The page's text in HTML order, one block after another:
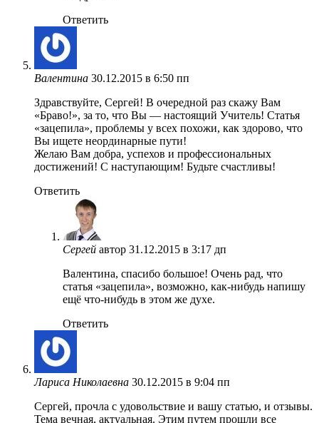
Ответить
Валентина 30.12.2015 в 6:50 пп
Здравствуйте, Сергей! В очередной раз скажу Вам
«Браво!», за то, что Вы — настоящий Учитель! Статья
«зацепила», проблемы у всех похожи, как здорово, что
Вы ищете неординарные пути!
Желаю Вам добра, успехов и профессиональных
достижений! С наступающим! Будьте счастливы!
Ответить
Сергей автор 31.12.2015 в 3:17 дп
Валентина, спасибо большое! Очень рад, что
статья «зацепила», возможно, как-нибудь напишу
ещё что-нибудь в этом же духе.
Ответить
Лариса Николаевна 30.12.2015 в 9:04 пп
Сергей, прочла с удовольствие и вашу статью, и отзывы.
Тема вечная, актуальная. Этим путем прошли все